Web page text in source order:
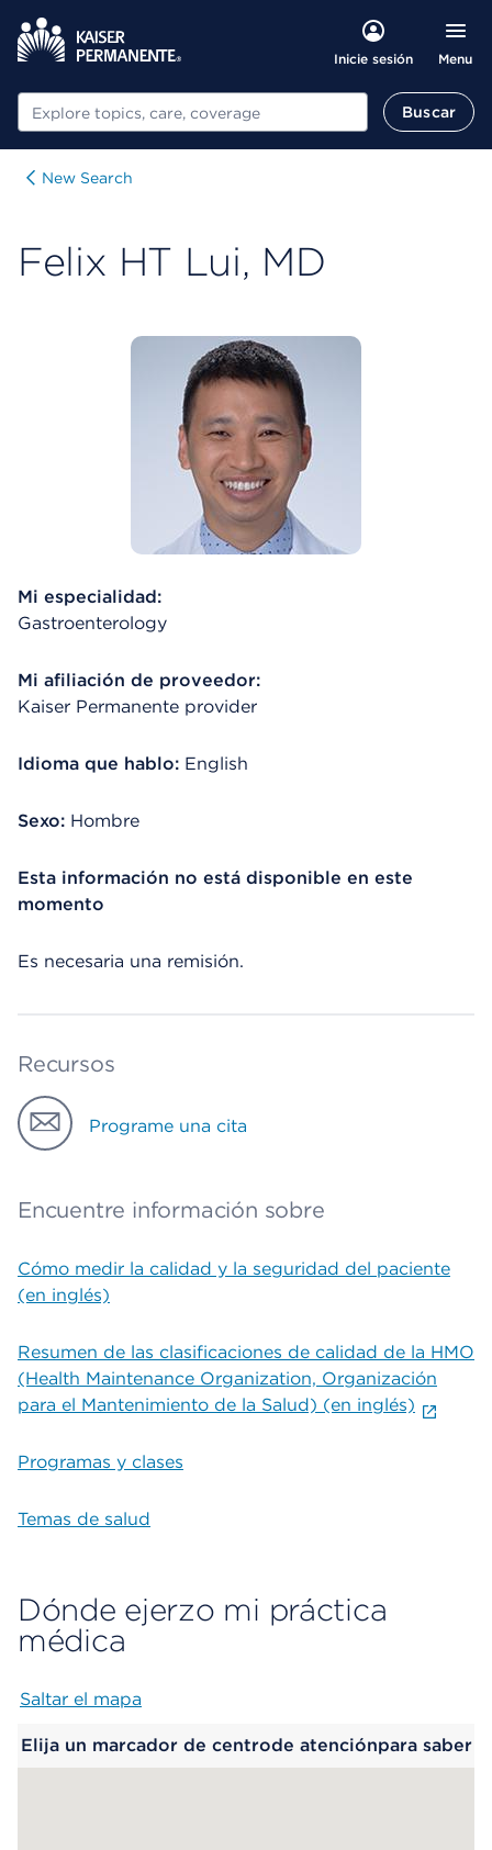
Inicie sesión Menu
Buscar Buscar
New Search
Felix HT Lui, MD
Mi especialidad:
Gastroenterology
Mi afiliación de proveedor:
Kaiser Permanente provider
Idioma que hablo: English
Sexo: Hombre
Esta información no está disponible en este
momento
Es necesaria una remisión.
Recursos
Programe una cita
Encuentre información sobre
Cómo medir la calidad y la seguridad del paciente
(en inglés)
Resumen de las clasificaciones de calidad de la HMO
(Health Maintenance Organization, Organización
para el Mantenimiento de la Salud) (en inglés)
Programas y clases
Temas de salud
Dónde ejerzo mi práctica
médica
Saltar el mapa
Elija un marcador de centrode atenciónpara saber